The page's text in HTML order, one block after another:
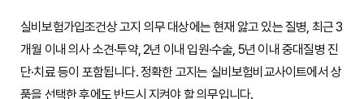
실비보험가입조건상 고지 의무 대상에는 현재 앓고 있는 질병, 최근 3
개월 이내 의사 소견·투약, 2년 이내 입원·수술, 5년 이내 중대질병 진
단·치료 등이 포함됩니다. 정확한 고지는 실비보험비교사이트에서 상
품을 선택한 후에도 반드시 지켜야 할 의무입니다.